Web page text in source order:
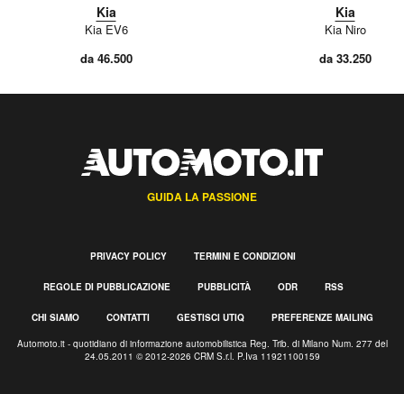
Kia
Kia EV6
da 46.500
Kia
Kia Niro
da 33.250
GUIDA LA PASSIONE
PRIVACY POLICY TERMINI E CONDIZIONI
REGOLE DI PUBBLICAZIONE PUBBLICITÀ ODR RSS
CHI SIAMO CONTATTI GESTISCI UTIQ PREFERENZE MAILING
Automoto.it - quotidiano di informazione automobilistica Reg. Trib. di Milano Num. 277 del
24.05.2011 © 2012-2026 CRM S.r.l. P.Iva 11921100159